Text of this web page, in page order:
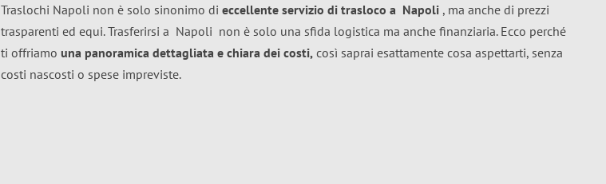
Traslochi Napoli non è solo sinonimo di eccellente servizio di trasloco a Napoli , ma anche di prezzi
trasparenti ed equi. Trasferirsi a Napoli non è solo una sfida logistica ma anche finanziaria. Ecco perché
ti offriamo una panoramica dettagliata e chiara dei costi, così saprai esattamente cosa aspettarti, senza
costi nascosti o spese impreviste.